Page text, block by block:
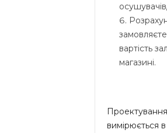
вартість
магазині.
вимірюється